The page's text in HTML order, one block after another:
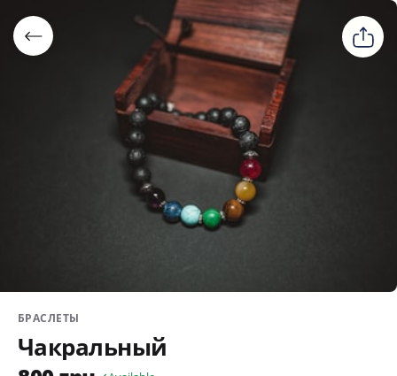
БРАСЛЕТЫ
Чакральный